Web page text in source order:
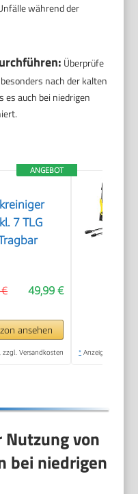
während der
Überprüfe
nach der kalten
es auch bei niedrigen
ANGEBOT
7 TLG
49,99 €
ansehen
zzgl. Versandkosten * Anzeige
Nutzung von
bei niedrigen